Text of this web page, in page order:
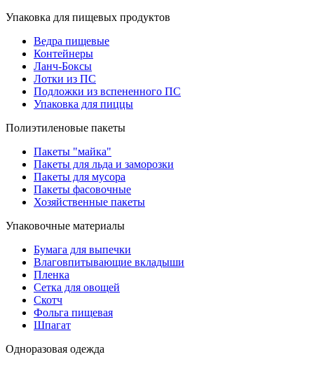
Упаковка для пищевых продуктов
Ведра пищевые
Контейнеры
Ланч-Боксы
Лотки из ПС
Подложки из вспененного ПС
Упаковка для пиццы
Полиэтиленовые пакеты
Пакеты "майка"
Пакеты для льда и заморозки
Пакеты для мусора
Пакеты фасовочные
Хозяйственные пакеты
Упаковочные материалы
Бумага для выпечки
Влаговпитывающие вкладыши
Пленка
Сетка для овощей
Скотч
Фольга пищевая
Шпагат
Одноразовая одежда